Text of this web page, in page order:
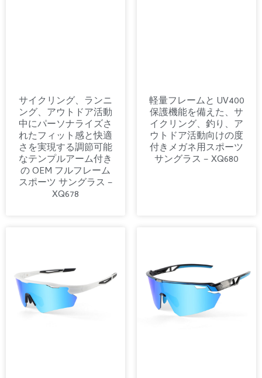
サイクリング、ランニ
ング、アウトドア活動
中にパーソナライズさ
れたフィット感と快適
さを実現する調節可能
なテンプルアーム付き
の OEM フルフレーム
スポーツ サングラス –
XQ678
軽量フレームと UV400
保護機能を備えた、サ
イクリング、釣り、ア
ウトドア活動向けの度
付きメガネ用スポーツ
サングラス – XQ680